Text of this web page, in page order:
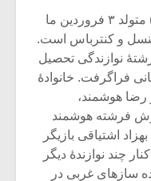
(آتنا مستعان اشتیاقی) متولد ۳ فروردین ما
ویولنسل و کنترباس است.
نوازندگی تحصیل
فراگرفت. خانوادهٔ
رضا هوشمند،
فرشته هوشمند
اشتیاقی بازیگر
اشتیاقی در سال ۱۳۹۳ در کنار چند نوازندهٔ دیگر
سازهای غربی در